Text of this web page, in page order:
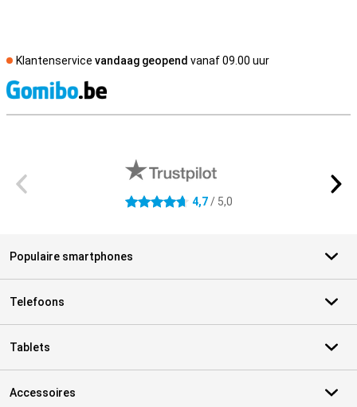
Klantenservice vandaag geopend vanaf 09.00 uur
4.7 sterren 4,7/ 5,0
Populaire smartphones
Telefoons
Tablets
Accessoires